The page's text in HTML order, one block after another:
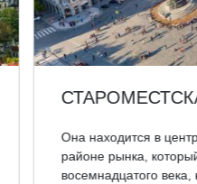
Она находится в
районе рынка,
восемнадцатого века,